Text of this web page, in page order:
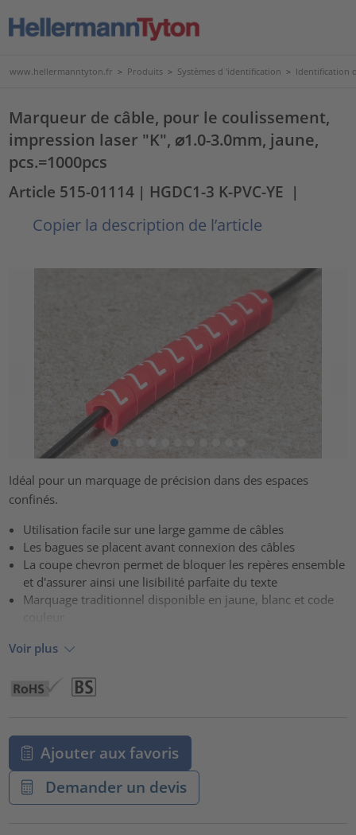
www.hellermanntyton.fr > Produits > Systèmes d 'identification > Identification
Marqueur de câble, pour le coulissement,
impression laser "K", ⌀1.0-3.0mm, jaune,
pcs.=1000pcs
Article 515-01114 | HGDC1-3 K-PVC-YE |
Copier la description de l’article
Idéal pour un marquage de précision dans des espaces
confinés.
Utilisation facile sur une large gamme de câbles
Les bagues se placent avant connexion des câbles
La coupe chevron permet de bloquer les repères ensemble
et d'assurer ainsi une lisibilité parfaite du texte
Marquage traditionnel disponible en jaune, blanc et code
Voir plus
Ajouter aux favoris
Demander un devis